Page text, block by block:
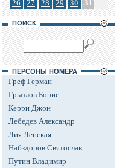
26
27 28 29 30 31
ПОИСК
ПЕРСОНЫ НОМЕРА
Греф Герман
Грызлов Борис
Керри Джон
Лебедев Александр
Лия Лепская
Набздоров Святослав
Путин Владимир